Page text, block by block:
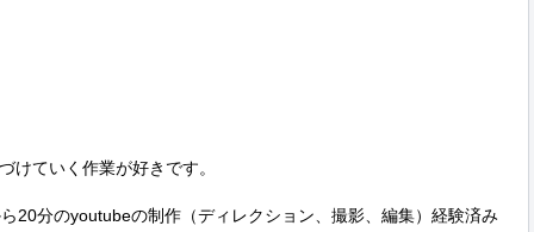
けていく作業が好きです。
20分のyoutubeの制作（ディレクション、撮影、編集）経験済み